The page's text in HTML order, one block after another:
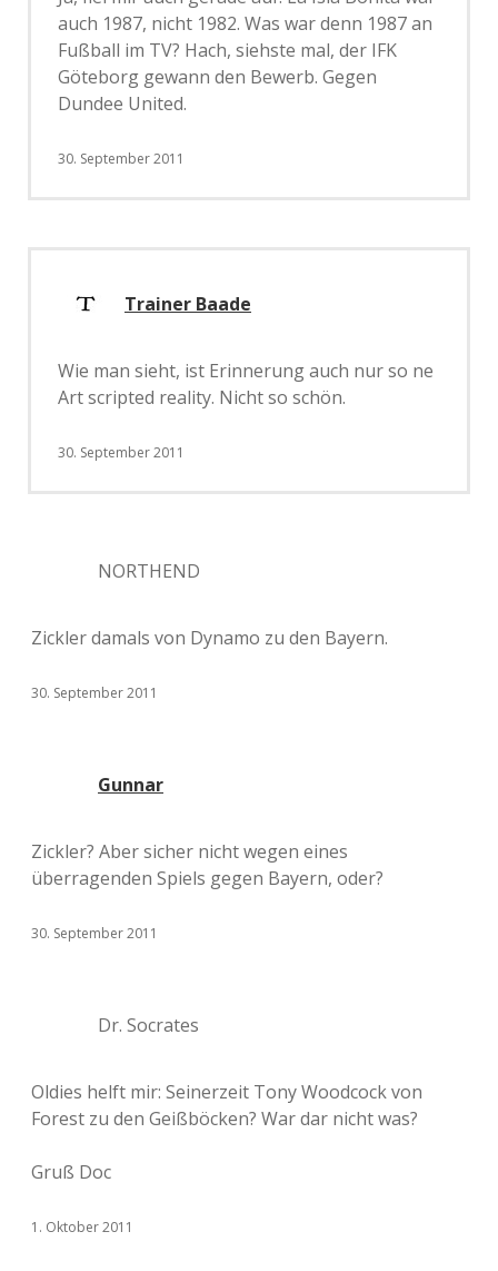
auch 1987, nicht 1982. Was war denn 1987 an
Fußball im TV? Hach, siehste mal, der IFK
Göteborg gewann den Bewerb. Gegen
Dundee United.
30. September 2011
Trainer Baade
Wie man sieht, ist Erinnerung auch nur so ne
Art scripted reality. Nicht so schön.
30. September 2011
NORTHEND
Zickler damals von Dynamo zu den Bayern.
30. September 2011
Gunnar
Zickler? Aber sicher nicht wegen eines
überragenden Spiels gegen Bayern, oder?
30. September 2011
Dr. Socrates
Oldies helft mir: Seinerzeit Tony Woodcock von
Forest zu den Geißböcken? War dar nicht was?
Gruß Doc
1. Oktober 2011